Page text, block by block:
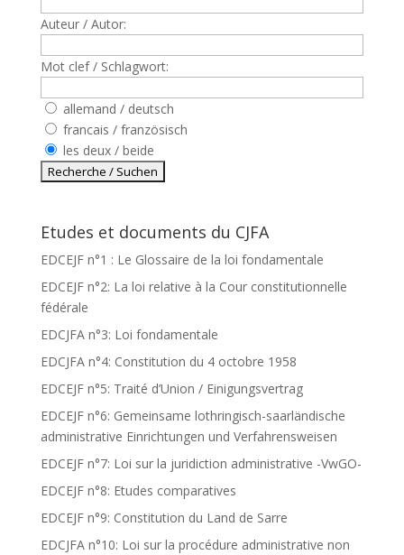
Auteur / Autor:
Mot clef / Schlagwort:
allemand / deutsch
francais / französisch
les deux / beide
Etudes et documents du CJFA
EDCEJF n°1 : Le Glossaire de la loi fondamentale
EDCEJF n°2: La loi relative à la Cour constitutionnelle
fédérale
EDCJFA n°3: Loi fondamentale
EDCJFA n°4: Constitution du 4 octobre 1958
EDCEJF n°5: Traité d’Union / Einigungsvertrag
EDCEJF n°6: Gemeinsame lothringisch-saarländische
administrative Einrichtungen und Verfahrensweisen
EDCEJF n°7: Loi sur la juridiction administrative -VwGO-
EDCEJF n°8: Etudes comparatives
EDCEJF n°9: Constitution du Land de Sarre
EDCJFA n°10: Loi sur la procédure administrative non